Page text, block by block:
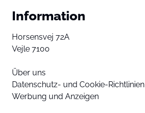
Information
Horsensvej 72A
Vejle 7100
Über uns
Datenschutz- und Cookie-Richtlinien
Werbung und Anzeigen